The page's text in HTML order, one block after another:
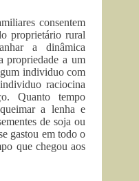
consentem
proprietário rural
a dinâmica
propriedade a um
individuo com
raciocina
Quanto tempo
a lenha e
de soja ou
gastou em todo o
que chegou aos